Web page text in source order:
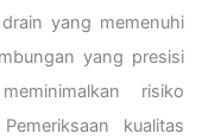
yang memenuhi
yang presisi
risiko
kualitas